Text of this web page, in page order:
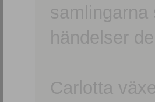
samlingarna
händelser
Carlotta